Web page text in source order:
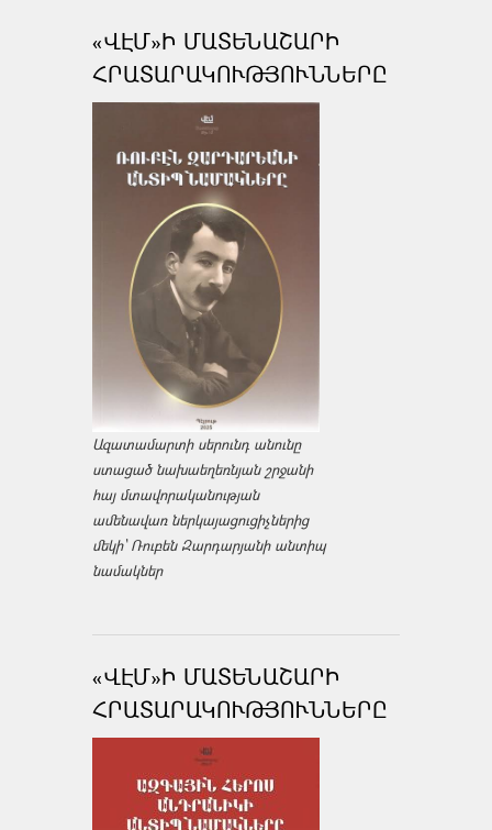
«ՎԷՄ»Ի ՄԱՏԵՆԱՇԱՐԻ
ՀՐԱՏԱՐԱԿՈՒԹՅՈՒՆՆԵՐԸ
Ազատամարտի սերունդ անունը
ստացած նախաեղեռնյան շրջանի
հայ մտավորականության
ամենավառ ներկայացուցիչներից
մեկի՝ Ռուբեն Զարդարյանի անտիպ
նամակներ
«ՎԷՄ»Ի ՄԱՏԵՆԱՇԱՐԻ
ՀՐԱՏԱՐԱԿՈՒԹՅՈՒՆՆԵՐԸ